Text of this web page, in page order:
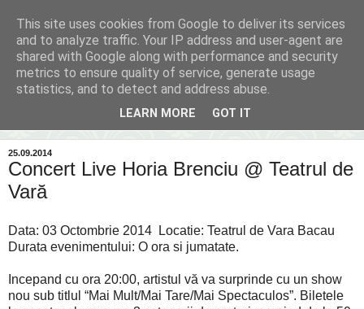
Inima Bacăului
Din inima Bacăului...spre inima ta...
25.09.2014
Concert Live Horia Brenciu @ Teatrul de
Vară
Data: 03 Octombrie 2014 Locatie: Teatrul de Vara Bacau
Durata evenimentului: O ora si jumatate.
Incepand cu ora 20:00, artistul vă va surprinde cu un show
nou sub titlul “Mai Mult/Mai Tare/Mai Spectaculos”. Biletele
This site uses cookies from Google to deliver its services
and to analyze traffic. Your IP address and user-agent are
shared with Google along with performance and security
metrics to ensure quality of service, generate usage
statistics, and to detect and address abuse.
LEARN MORE GOT IT